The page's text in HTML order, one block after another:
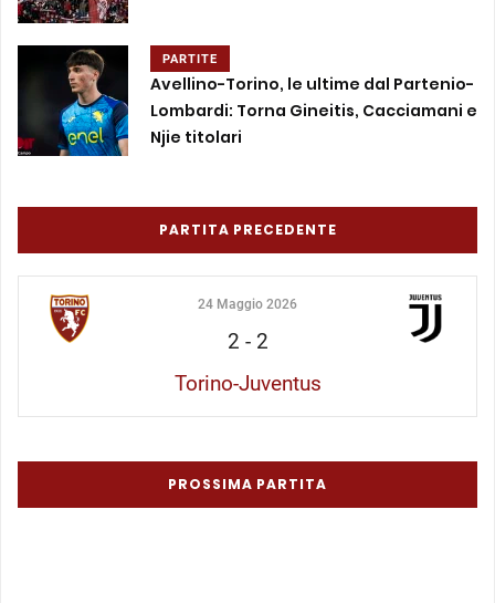
PARTITE
Avellino-Torino, le ultime dal Partenio-
Lombardi: Torna Gineitis, Cacciamani e
Njie titolari
PARTITA PRECEDENTE
24 Maggio 2026
2 - 2
Torino-Juventus
PROSSIMA PARTITA